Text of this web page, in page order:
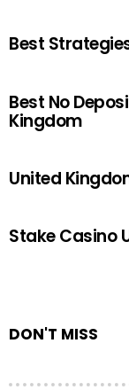
Best
Best No
Kingdom
United
Stake Casino
DON'T MISS